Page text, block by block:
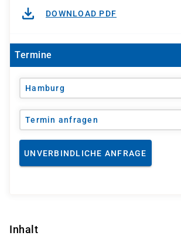
DOWNLOAD PDF
Termine
Hamburg
Termin anfragen
UNVERBINDLICHE ANFRAGE
Inhalt